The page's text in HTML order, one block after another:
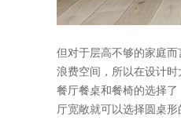
但对于层高不够的家庭而
浪费空间，所以在设计时大
餐厅餐桌和餐椅的选择了
厅宽敞就可以选择圆桌形的